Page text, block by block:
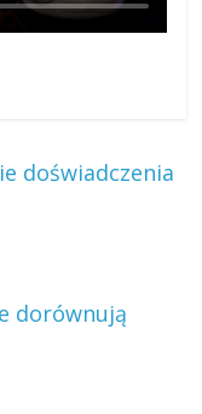
doświadczenia
dorównują